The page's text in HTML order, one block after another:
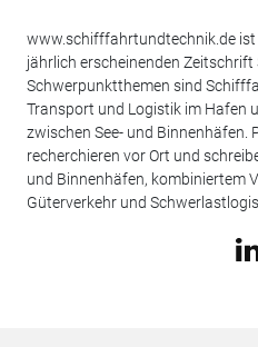
www.schifffahrtundtechnik.de ist
jährlich erscheinenden
Schwerpunktthemen sind
Transport und Logistik im Hafen
zwischen See- und
recherchieren vor Ort und
und Binnenhäfen, kombiniertem
Güterverkehr und